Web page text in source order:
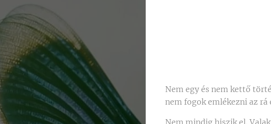
Nem egy és nem kettő
nem fogok emlékezni az rá